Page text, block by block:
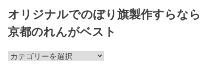
人
気
オリジナルでのぼり旗製作すらなら
京都のれんがベスト
オ